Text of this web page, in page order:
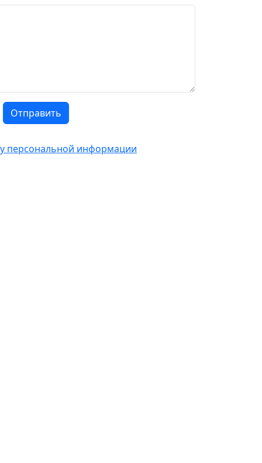
Отправить
персональной информации